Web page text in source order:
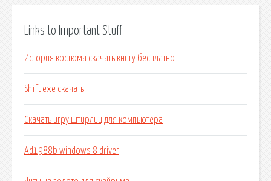
Links to Important Stuff
История костюма скачать книгу бесплатно
Shift exe скачать
Скачать игру штирлиц для компьютера
Ad1988b windows 8 driver